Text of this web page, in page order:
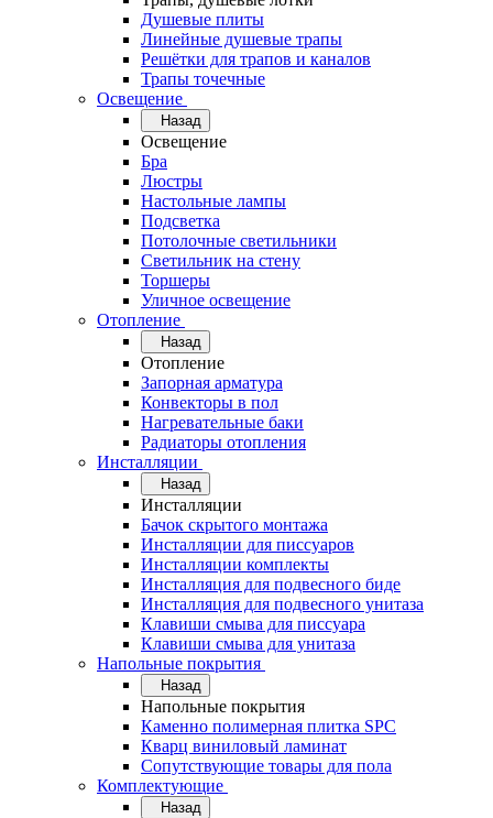
Душевые плиты
Линейные душевые трапы
Решётки для трапов и каналов
Трапы точечные
Освещение
Назад
Освещение
Бра
Люстры
Настольные лампы
Подсветка
Потолочные светильники
Светильник на стену
Торшеры
Уличное освещение
Отопление
Назад
Отопление
Запорная арматура
Конвекторы в пол
Нагревательные баки
Радиаторы отопления
Инсталляции
Назад
Инсталляции
Бачок скрытого монтажа
Инсталляции для писсуаров
Инсталляции комплекты
Инсталляция для подвесного биде
Инсталляция для подвесного унитаза
Клавиши смыва для писсуара
Клавиши смыва для унитаза
Напольные покрытия
Назад
Напольные покрытия
Каменно полимерная плитка SPC
Кварц виниловый ламинат
Сопутствующие товары для пола
Комплектующие
Назад